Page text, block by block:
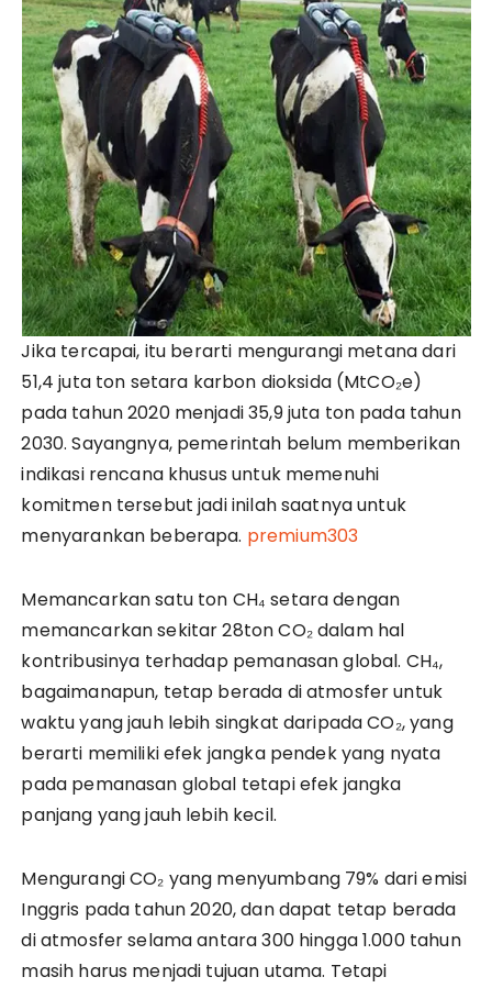
Jika tercapai, itu berarti mengurangi metana dari
51,4 juta ton setara karbon dioksida (MtCO₂e)
pada tahun 2020 menjadi 35,9 juta ton pada tahun
2030. Sayangnya, pemerintah belum memberikan
indikasi rencana khusus untuk memenuhi
komitmen tersebut jadi inilah saatnya untuk
menyarankan beberapa. premium303
Memancarkan satu ton CH₄ setara dengan
memancarkan sekitar 28ton CO₂ dalam hal
kontribusinya terhadap pemanasan global. CH₄,
bagaimanapun, tetap berada di atmosfer untuk
waktu yang jauh lebih singkat daripada CO₂, yang
berarti memiliki efek jangka pendek yang nyata
pada pemanasan global tetapi efek jangka
panjang yang jauh lebih kecil.
Mengurangi CO₂ yang menyumbang 79% dari emisi
Inggris pada tahun 2020, dan dapat tetap berada
di atmosfer selama antara 300 hingga 1.000 tahun
masih harus menjadi tujuan utama. Tetapi